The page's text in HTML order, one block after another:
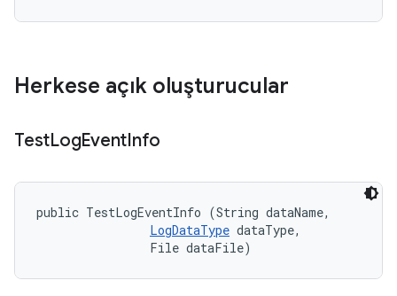
Herkese açık oluşturucular
TestLogEventInfo
public TestLogEventInfo (String dataName,
LogDataType dataType,
                File dataFile)